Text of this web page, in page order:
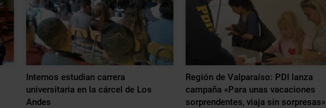
Internos estudian carrera
universitaria en la cárcel de Los
Andes
Región de Valparaíso: PDI lanza
campaña «Para unas vacaciones
sorprendentes, viaja sin sorpresas»